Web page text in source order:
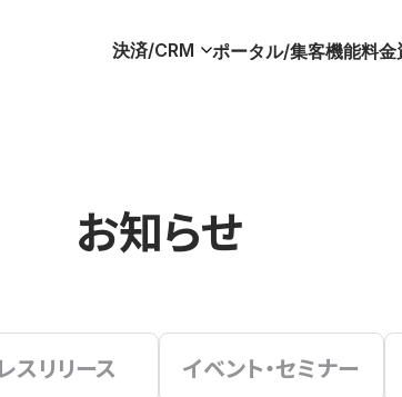
決済/CRM ポータル/集客機能料金
お知らせ
スリリース イベント・セミナー